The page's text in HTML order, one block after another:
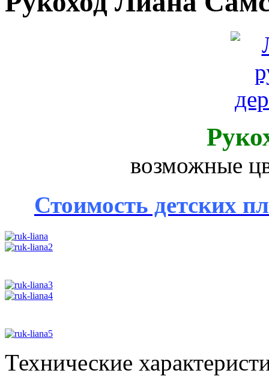
возможные
Стоимость детских
Технические